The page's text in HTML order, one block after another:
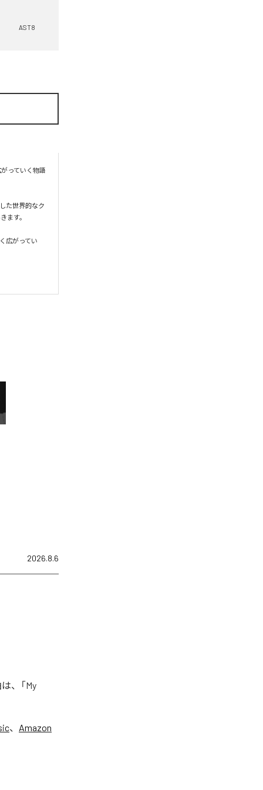
AST8
っていく物語
た世界的なク
ます。
広がってい
2026.8.6
、「My
、 Amazon